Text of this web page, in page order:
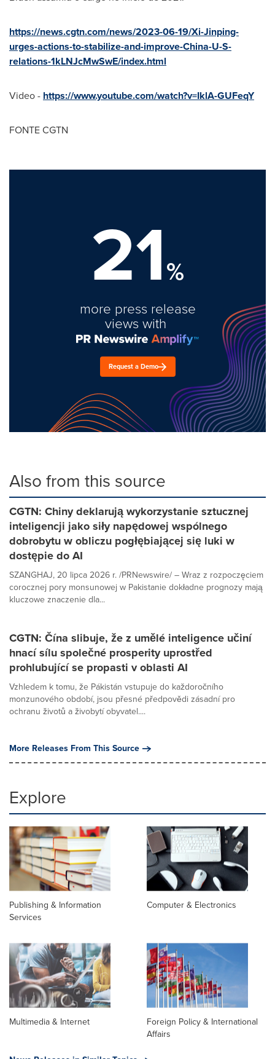
https://news.cgtn.com/news/2023-06-19/Xi-Jinping-
urges-actions-to-stabilize-and-improve-China-U-S-
relations-1kLNJcMwSwE/index.html
Video - https://www.youtube.com/watch?v=IklA-GUFeqY
FONTE CGTN
21%
more press release
views with
Request a Demo
Also from this source
CGTN: Chiny deklarują wykorzystanie sztucznej
inteligencji jako siły napędowej wspólnego
dobrobytu w obliczu pogłębiającej się luki w
dostępie do AI
SZANGHAJ, 20 lipca 2026 r. /PRNewswire/ – Wraz z rozpoczęciem
corocznej pory monsunowej w Pakistanie dokładne prognozy mają
kluczowe znaczenie dla...
CGTN: Čína slibuje, že z umělé inteligence učiní
hnací sílu společné prosperity uprostřed
prohlubující se propasti v oblasti AI
Vzhledem k tomu, že Pákistán vstupuje do každoročního
monzunového období, jsou přesné předpovědi zásadní pro
ochranu životů a živobytí obyvatel....
More Releases From This Source
Explore
Publishing & Information
Services
Computer & Electronics
Multimedia & Internet
Foreign Policy & International
Affairs